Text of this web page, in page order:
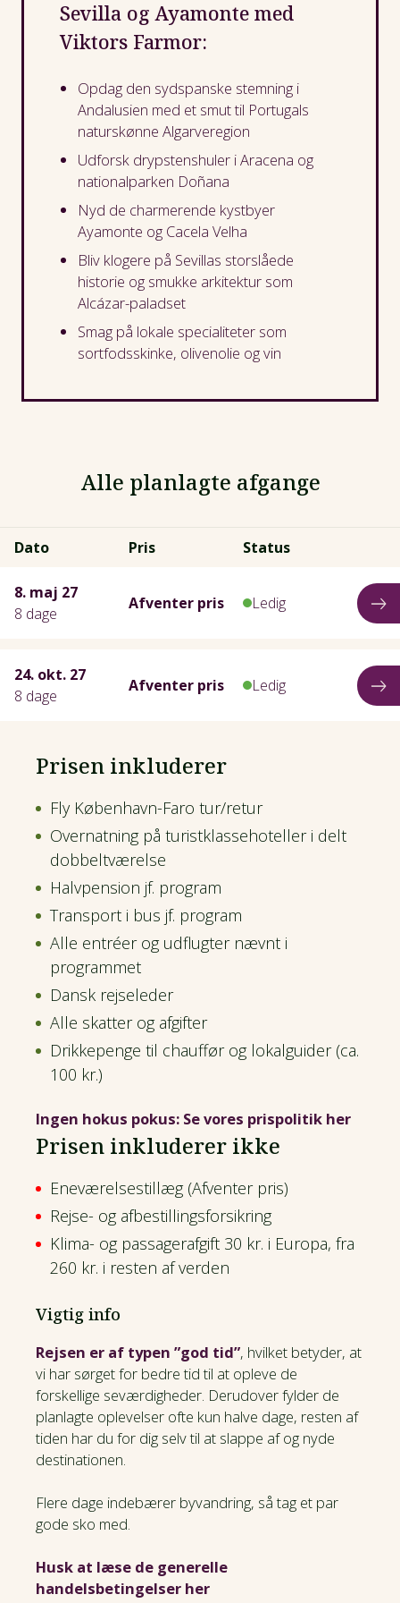
Sevilla og Ayamonte med
Viktors Farmor:
Opdag den sydspanske stemning i
Andalusien med et smut til Portugals
naturskønne Algarveregion
Udforsk drypstenshuler i Aracena og
nationalparken Doñana
Nyd de charmerende kystbyer
Ayamonte og Cacela Velha
Bliv klogere på Sevillas storslåede
historie og smukke arkitektur som
Alcázar-paladset
Smag på lokale specialiteter som
sortfodsskinke, olivenolie og vin
Alle planlagte afgange
Dato Pris Status
8. maj 27
8 dage
Afventer pris Ledig
24. okt. 27
8 dage
Afventer pris Ledig
Prisen inkluderer
Fly København-Faro tur/retur
Overnatning på turistklassehoteller i delt
dobbeltværelse
Halvpension jf. program
Transport i bus jf. program
Alle entréer og udflugter nævnt i
programmet
Dansk rejseleder
Alle skatter og afgifter
Drikkepenge til chauffør og lokalguider (ca.
100 kr.)
Ingen hokus pokus: Se vores prispolitik her
Prisen inkluderer ikke
Eneværelsestillæg (Afventer pris)
Rejse- og afbestillingsforsikring
Klima- og passagerafgift 30 kr. i Europa, fra
260 kr. i resten af verden
Vigtig info
Rejsen er af typen ”god tid”, hvilket betyder, at
vi har sørget for bedre tid til at opleve de
forskellige seværdigheder. Derudover fylder de
planlagte oplevelser ofte kun halve dage, resten af
tiden har du for dig selv til at slappe af og nyde
destinationen.
Flere dage indebærer byvandring, så tag et par
gode sko med.
Husk at læse de generelle
handelsbetingelser her